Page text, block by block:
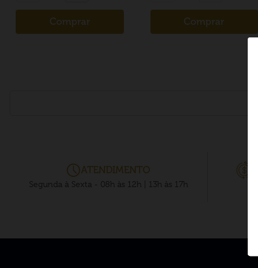
Comprar Comprar
ATENDIMENTO
Segunda à Sexta - 08h às 12h | 13h às 17h